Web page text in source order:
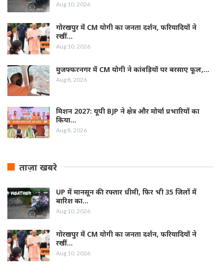
Aug 10, 2026
गोरखपुर में CM योगी का जनता दर्शन, फरियादियों ने
रखीं…
Aug 10, 2026
मुजफ्फरनगर में CM योगी ने कांवड़ियों पर बरसाए फूल,…
Aug 8, 2026
मिशन 2027: यूपी BJP ने क्षेत्र और मोर्चा प्रभारियों का
किया…
Aug 8, 2026
ताज़ा खबरे
UP में मानसून की रफ्तार धीमी, फिर भी 35 जिलों में
बारिश का…
Aug 10, 2026
गोरखपुर में CM योगी का जनता दर्शन, फरियादियों ने
रखीं…
Aug 10, 2026